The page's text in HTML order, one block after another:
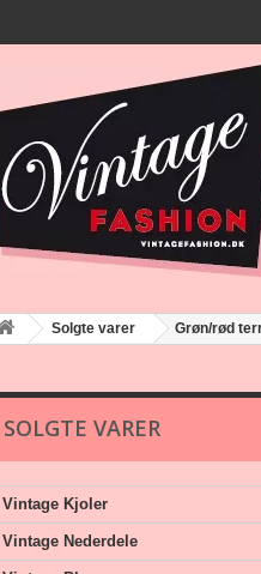
Solgte varer Grøn/rød
SOLGTE VARER
Vintage Kjoler
Vintage Nederdele